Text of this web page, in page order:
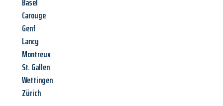
Carouge
Genf
Lancy
Montreux
St. Gallen
Wettingen
Zürich